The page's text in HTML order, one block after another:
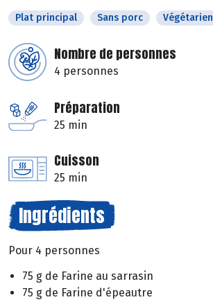
Plat principal Sans porc Végétarien
Nombre de personnes
4 personnes
Préparation
25 min
Cuisson
25 min
Ingrédients
Pour 4 personnes
75 g de Farine au sarrasin
75 g de Farine d'épeautre